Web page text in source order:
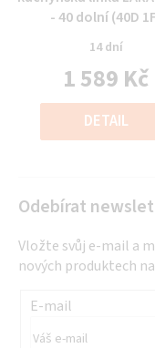
produktu
je
0,0
5
- 40 dolní (40D
14 dní
1 589 Kč
Měrná
cena:
DETAIL
Odebírat
Vložte svůj e-mail a
nových produktech
E-mail